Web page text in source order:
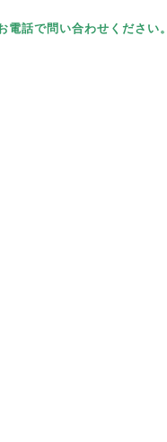
話で問い合わせください。